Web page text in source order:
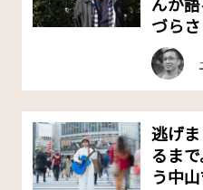
づらさ
逃げ
るま
う中